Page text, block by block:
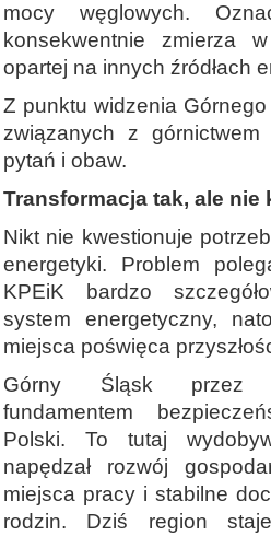
mocy węglowych.
konsekwentnie zmierza
opartej na innych źródłach
Z punktu widzenia
związanych z
pytań i obaw.
Transformacja tak, ale nie
Nikt nie kwestionuje
energetyki. Problem
KPEiK bardzo
system energetyczny,
miejsca poświęca
Górny Śląsk przez
fundamentem
Polski. To tutaj
napędzał rozwój
miejsca pracy i stabilne
rodzin. Dziś region